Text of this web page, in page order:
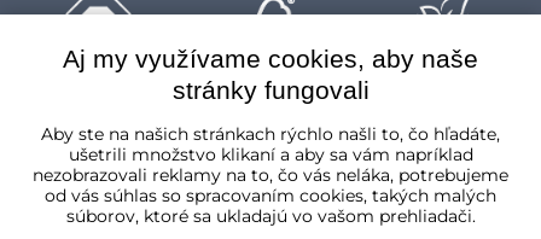
Aj my využívame cookies, aby naše
stránky fungovali
Aby ste na našich stránkach rýchlo našli to, čo hľadáte,
ušetrili množstvo klikaní a aby sa vám napríklad
nezobrazovali reklamy na to, čo vás neláka, potrebujeme
od vás súhlas so spracovaním cookies, takých malých
súborov, ktoré sa ukladajú vo vašom prehliadači.